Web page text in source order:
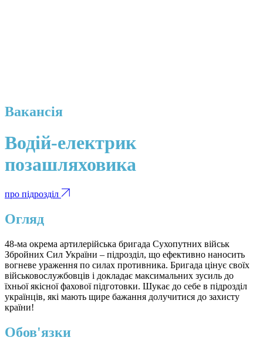
Вакансія
Водій-електрик
позашляховика
про підрозділ
Огляд
48-ма окрема артилерійська бригада Сухопутних військ
Збройних Сил України – підрозділ, що ефективно наносить
вогневе ураження по силах противника. Бригада цінує своїх
військовослужбовців і докладає максимальних зусиль до
їхньої якісної фахової підготовки. Шукає до себе в підрозділ
українців, які мають щире бажання долучитися до захисту
країни!
Обов'язки